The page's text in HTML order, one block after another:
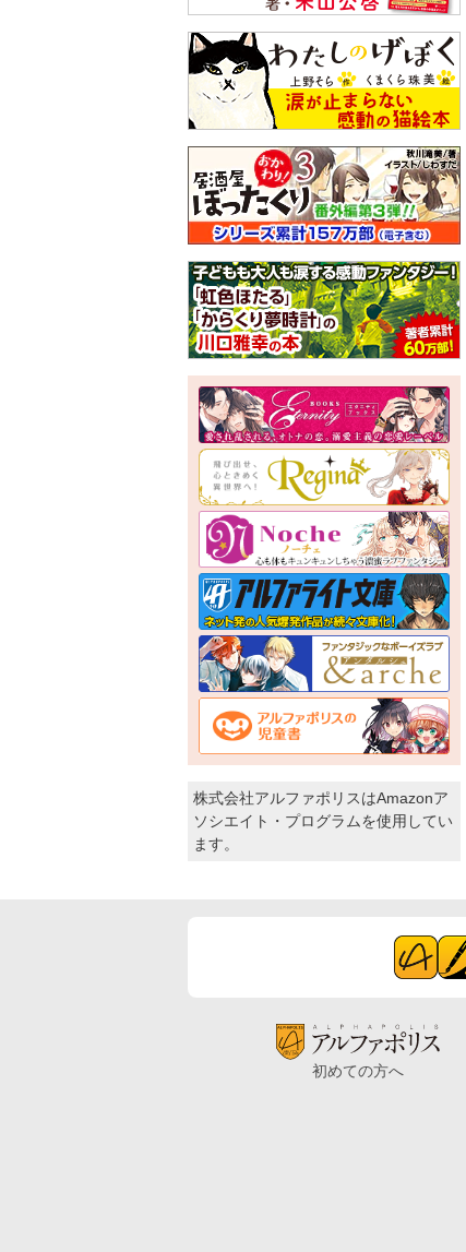
株式会社アルファポリスはAmazonア
ソシエイト・プログラムを使用してい
ます。
初めての方へ